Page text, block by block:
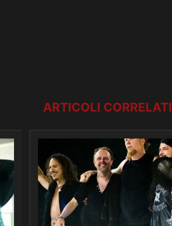
ARTICOLI CORRELATI